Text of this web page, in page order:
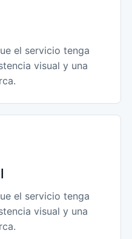
el servicio tenga
visual y una
el servicio tenga
visual y una